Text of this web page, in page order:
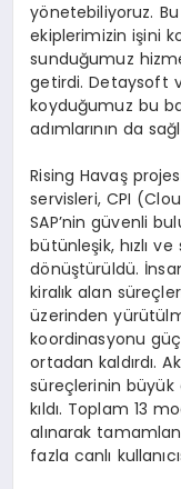
yönetebiliyoruz.
ekiplerimizin işini
sunduğumuz
getirdi. Detaysoft
koyduğumuz bu
adımlarının da
Rising Havaş
servisleri, CPI
SAP’nin güvenli
bütünleşik, hızlı
dönüştürüldü.
kiralık alan
üzerinden
koordinasyonu
ortadan kaldırdı.
süreçlerinin
kıldı. Toplam 13
alınarak
fazla canlı